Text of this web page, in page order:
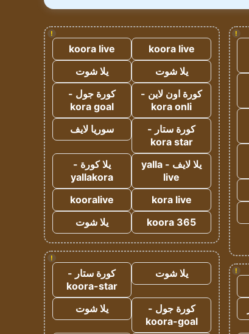
!
!
!
koora live
koora live
يلا شوت
يلا شوت
كورة اون لاين -
kora onli
كورة جول -
kora goal
كورة ستار -
kora star
سوريا لايف
يلا لايف - yalla
live
يلا كورة -
yallakora
kora live
kooralive
koora 365
يلا شوت
!
يلا شوت
كورة ستار -
koora-star
كورة جول -
koora-goal
يلا شوت